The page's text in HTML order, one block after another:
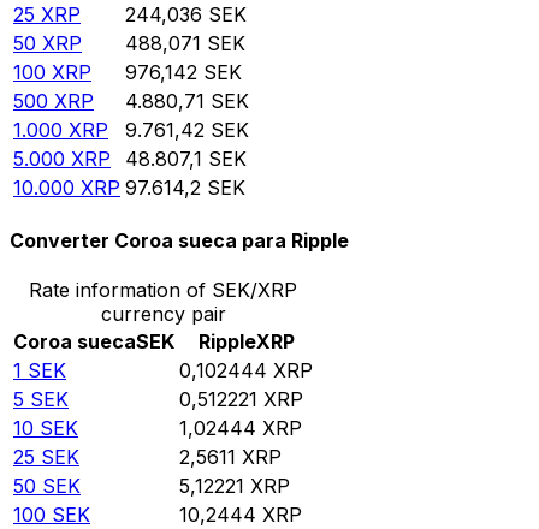
25 XRP 244,036 SEK
50 XRP 488,071 SEK
100 XRP 976,142 SEK
500 XRP 4.880,71 SEK
1.000 XRP 9.761,42 SEK
5.000 XRP 48.807,1 SEK
10.000 XRP 97.614,2 SEK
Converter Coroa sueca para Ripple
Rate information of SEK/XRP
currency pair
Coroa suecaSEK RippleXRP
1 SEK 0,102444 XRP
5 SEK 0,512221 XRP
10 SEK 1,02444 XRP
25 SEK 2,5611 XRP
50 SEK 5,12221 XRP
100 SEK 10,2444 XRP